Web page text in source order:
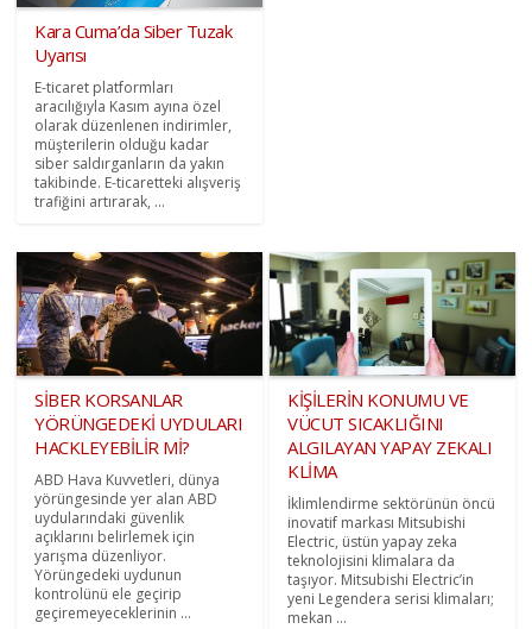
Kara Cuma’da Siber Tuzak
Uyarısı
E-ticaret platformları
aracılığıyla Kasım ayına özel
olarak düzenlenen indirimler,
müşterilerin olduğu kadar
siber saldırganların da yakın
takibinde. E-ticaretteki alışveriş
trafiğini artırarak, ...
SİBER KORSANLAR
YÖRÜNGEDEKİ UYDULARI
HACKLEYEBİLİR Mİ?
ABD Hava Kuvvetleri, dünya
yörüngesinde yer alan ABD
uydularındaki güvenlik
açıklarını belirlemek için
yarışma düzenliyor.
Yörüngedeki uydunun
kontrolünü ele geçirip
geçiremeyeceklerinin ...
KİŞİLERİN KONUMU VE
VÜCUT SICAKLIĞINI
ALGILAYAN YAPAY ZEKALI
KLİMA
İklimlendirme sektörünün öncü
inovatif markası Mitsubishi
Electric, üstün yapay zeka
teknolojisini klimalara da
taşıyor. Mitsubishi Electric’in
yeni Legendera serisi klimaları;
mekan ...